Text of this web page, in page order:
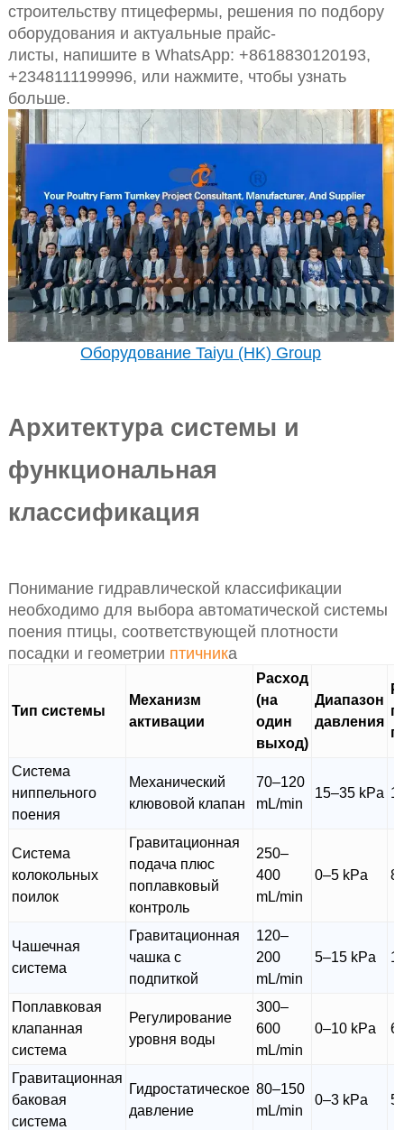
строительству птицефермы, решения по подбору
оборудования и актуальные прайс-
листы, напишите в WhatsApp: +8618830120193,
+2348111199996, или нажмите, чтобы узнать
больше.
Оборудование Taiyu (HK) Group
Архитектура системы и
функциональная
классификация
Понимание гидравлической классификации
необходимо для выбора автоматической системы
поения птицы, соответствующей плотности
посадки и геометрии птичника
Тип системы
Механизм
активации
Расход
(на
один
выход)
Диапазон
давления
Система
ниппельного
поения
Механический
клювовой клапан
70–120
mL/min
15–35 kPa
Система
колокольных
поилок
Гравитационная
подача плюс
поплавковый
контроль
250–
400
mL/min
0–5 kPa
Чашечная
система
Гравитационная
чашка с
подпиткой
120–
200
mL/min
5–15 kPa
Поплавковая
клапанная
система
Регулирование
уровня воды
300–
600
mL/min
0–10 kPa
Гравитационная
баковая
система
Гидростатическое
давление
80–150
mL/min
0–3 kPa